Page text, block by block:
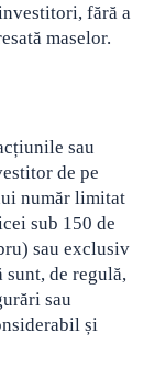
fără a
maselor.
sau
de pe
număr limitat
sub 150 de
sau exclusiv
sunt, de regulă,
sau
și